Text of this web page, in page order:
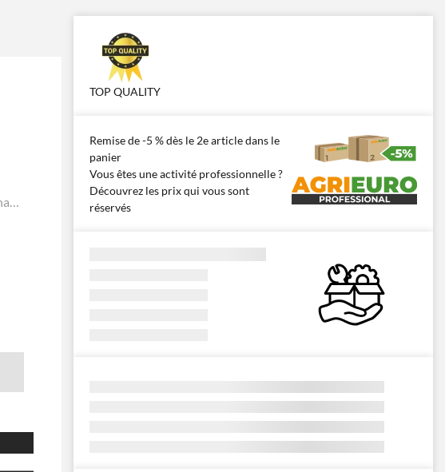
Grille de calibrage interchangeable
TOP QUALITY
Remise de -5 % dès le 2e article dans le
panier
Vous êtes une activité professionnelle ?
Découvrez les prix qui vous sont
réservés